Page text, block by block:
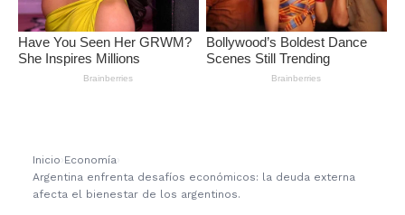
Inicio ›Economía›
Argentina enfrenta desafíos económicos: la deuda externa
afecta el bienestar de los argentinos.